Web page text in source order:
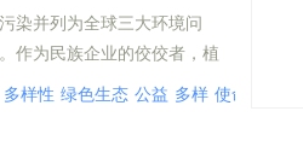
染并列为全球三大环境问
作为民族企业的佼佼者，植
续生物多样性保护。
多样性 绿色生态 公益 多样 使命